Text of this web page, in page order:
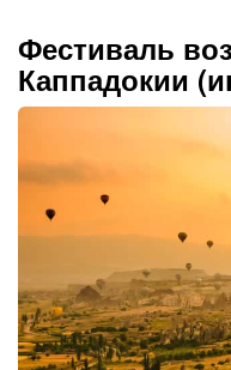
Фестиваль
Каппадокии